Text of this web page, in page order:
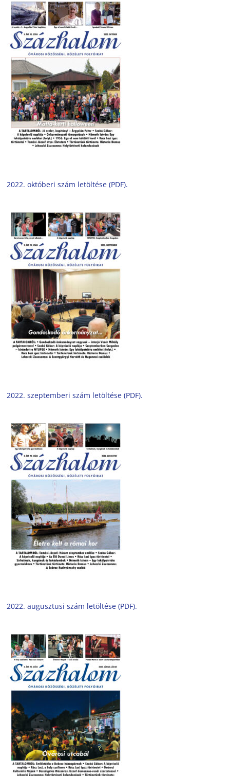
2022. októberi szám letöltése (PDF).
2022. szeptemberi szám letöltése (PDF).
2022. augusztusi szám letöltése (PDF).